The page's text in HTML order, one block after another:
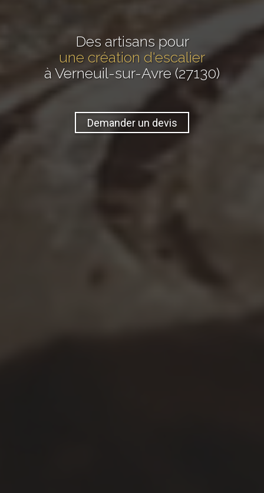
Des artisans pour
une création d'escalier
à Verneuil-sur-Avre (27130)
Demander un devis